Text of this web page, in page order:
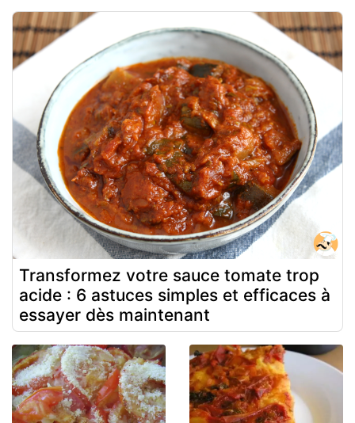
Transformez votre sauce tomate trop
acide : 6 astuces simples et efficaces à
essayer dès maintenant